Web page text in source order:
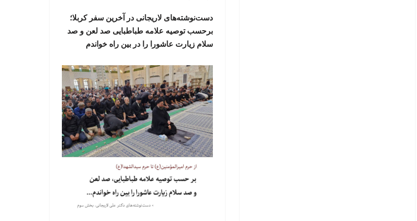
دست‌نوشته‌های لاریجانی در آخرین سفر کربلا؛
برحسب توصیه علامه طباطبایی صد لعن و صد
سلام زیارت عاشورا را در بین راه خواندم